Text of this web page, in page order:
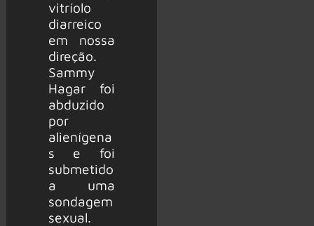
vitríolo
diarreico
em nossa
direção.
Sammy
Hagar foi
abduzido
por
alienígena
s e foi
submetido
a uma
sondagem
sexual.